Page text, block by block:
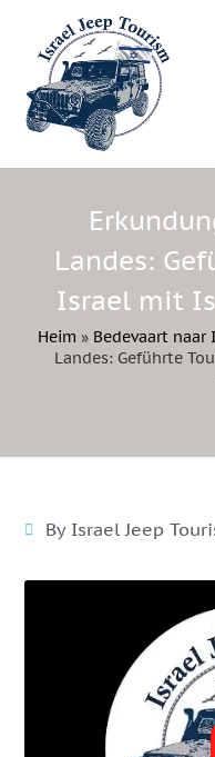
Landes:
Israel mit
Heim » Bedevaart naar
Landes: Geführte
By Israel Jeep